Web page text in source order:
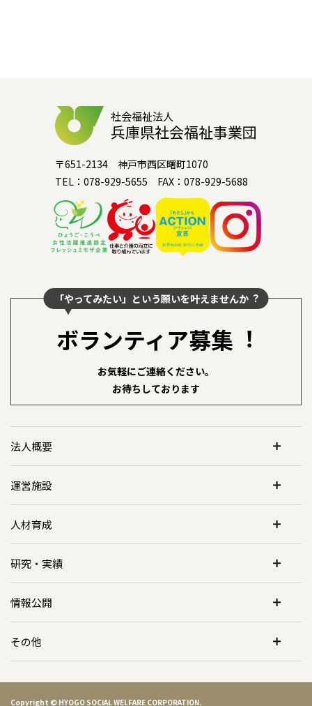
社会福祉法人
兵庫県社会福祉事業団
〒651-2134 神戸市西区曙町1070
TEL：078-929-5655 FAX：078-929-5688
「やってみたい」という願いを叶えませんか︖
ボランティア募集︕
お気軽にご連絡ください。
お待ちしております
法人概要
運営施設
人材育成
研究・実績
情報公開
その他
Copyright © HYOGO SOCIAL WELFARE CORPORATION.